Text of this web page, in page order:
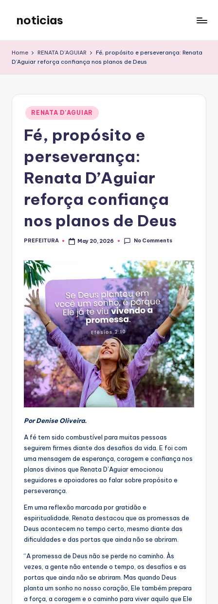
content
noticias
Home RENATA D'AGUIAR
Fé, propósito e perseverança: Renata
D’Aguiar reforça confiança nos planos de Deus
Posted
in
RENATA D'AGUIAR
Fé, propósito e
perseverança:
Renata D’Aguiar
reforça confiança
nos planos de Deus
Posted
PREFEITURA May 20, 2026 No Comments
Por Denise Oliveira.
A fé tem sido combustível para muitas pessoas
seguirem firmes diante dos desafios da vida. E foi com
uma mensagem de esperança, coragem e confiança nos
planos divinos que Renata D’Aguiar emocionou
seguidores e apoiadores ao falar sobre propósito e
perseverança.
Em uma reflexão marcada por gratidão e
espiritualidade, Renata destacou que as promessas de
Deus acontecem no tempo certo, mesmo diante das
dificuldades e das portas que ainda não se abriram.
“A promessa de Deus não se perde no caminho. Às
vezes, a gente não entende o tempo, os desafios e as
portas que ainda não se abriram. Mas quando Deus
planta um sonho no nosso coração, Ele também prepara
a força, a coragem e o caminho para viver aquilo que Ele